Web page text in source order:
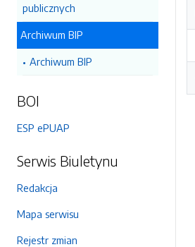
publicznych
Archiwum BIP
Archiwum BIP
BOI
ESP ePUAP
Serwis Biuletynu
Redakcja
Mapa serwisu
Rejestr zmian